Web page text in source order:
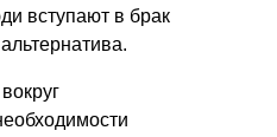
вступают в брак